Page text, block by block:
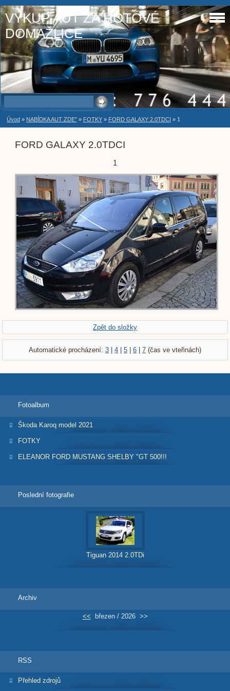
VÝKUP AUT ZA HOTOVÉ
DOMAŽLICE
Úvod » NABÍDKA AUT ZDE" » FOTKY » FORD GALAXY 2.0TDCI » 1
FORD GALAXY 2.0TDCI
1
Zpět do složky
Automatické procházení: 3 | 4 | 5 | 6 | 7 (čas ve vteřinách)
Fotoalbum
Škoda Karoq model 2021
FOTKY
ELEANOR FORD MUSTANG SHELBY "GT 500!!!
Poslední fotografie
Tiguan 2014 2.0TDi
Archiv
<< březen / 2026 >>
RSS
Přehled zdrojů